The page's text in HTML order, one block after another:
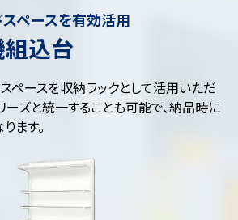
ペースを有効活用
込台
ペースを収納ラックとして活用いただ
ーズと統一することも可能で、納品時に
ます。